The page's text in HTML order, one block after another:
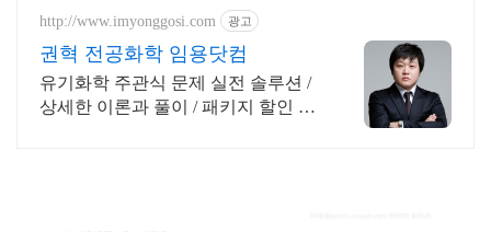
http://www.imyonggosi.com 광고
권혁 전공화학 임용닷컴
유기화학 주관식 문제 실전 솔루션 /
상세한 이론과 풀이 / 패키지 할인 이